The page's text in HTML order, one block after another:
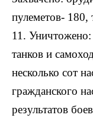
пулеметов-
11.
танков и
несколько сот
гражданского
результатов